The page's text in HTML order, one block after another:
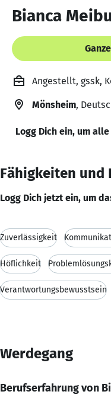
Bianca
Angestellt, gssk,
Mönsheim,
Logg Dich ein, um
Fähigkeiten und
Logg Dich jetzt ein, um
Zuverlässigkeit
Höflichkeit
Verantwortungsbewusstsein
Werdegang
Berufserfahrung von